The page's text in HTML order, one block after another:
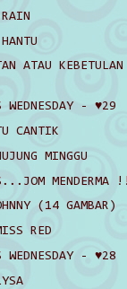
ATAU KEBETULAN
WEDNESDAY - ♥29
CANTIK
MINGGU
MENDERMA !!
(14 GAMBAR)
RED
WEDNESDAY - ♥28